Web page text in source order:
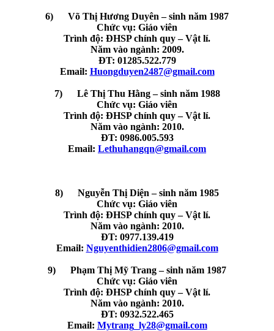
6) Võ Thị Hương Duyên – sinh năm 1987
Chức vụ: Giáo viên
Trình độ: ĐHSP chính quy – Vật lí.
Năm vào ngành: 2009.
ĐT: 01285.522.779
Email: Huongduyen2487@gmail.com
7) Lê Thị Thu Hằng – sinh năm 1988
Chức vụ: Giáo viên
Trình độ: ĐHSP chính quy – Vật lí.
Năm vào ngành: 2010.
ĐT: 0986.005.593
Email: Lethuhangqn@gmail.com
8) Nguyễn Thị Diện – sinh năm 1985
Chức vụ: Giáo viên
Trình độ: ĐHSP chính quy – Vật lí.
Năm vào ngành: 2010.
ĐT: 0977.139.419
Email: Nguyenthidien2806@gmail.com
9) Phạm Thị Mỹ Trang – sinh năm 1987
Chức vụ: Giáo viên
Trình độ: ĐHSP chính quy – Vật lí.
Năm vào ngành: 2010.
ĐT: 0932.522.465
Email: Mytrang­­­_ly28@gmail.com